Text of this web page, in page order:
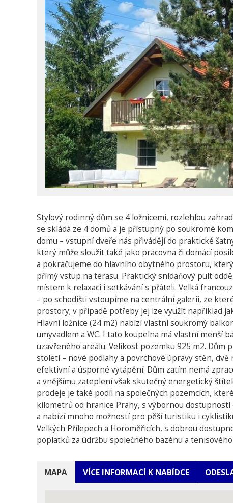
Stylový rodinný dům se 4 ložnicemi, rozlehlou
se skládá ze 4 domů a je přístupný po soukromé
domu – vstupní dveře nás přivádějí do praktické
který může sloužit také jako pracovna či domácí
a pokračujeme do hlavního obytného prostoru,
přímý vstup na terasu. Praktický snídaňový pult
místem k relaxaci i setkávání s přáteli. Velká
– po schodišti vstoupíme na centrální galerii, ze
prostory; v případě potřeby jej lze využít například
Hlavní ložnice (24 m2) nabízí vlastní soukromý
umyvadlem a WC. I tato koupelna má vlastní menší
uzavřeného areálu. Velikost pozemku 925 m2.
století – nové podlahy a povrchové úpravy stěn,
efektivní a úsporné vytápění. Dům zatím nemá
a vnějšímu zateplení však skutečný energetický
prodeje je také podíl na společných pozemcích,
kilometrů od hranice Prahy, s výbornou
a nabízí mnoho možností pro pěší turistiku i
Velkých Přílepech a Horoměřicích, s dobrou
poplatků za údržbu společného bazénu a
MAPA VÍCE INFORMACÍ K NABÍDCE